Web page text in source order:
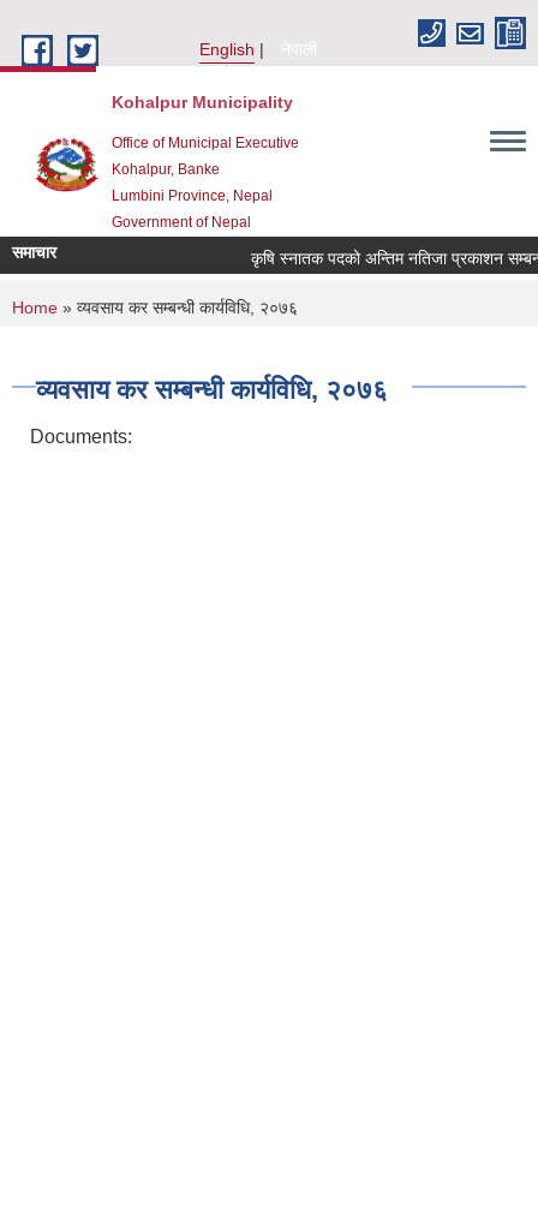
English
नेपाली
Kohalpur Municipality
Office of Municipal Executive
Kohalpur, Banke
Lumbini Province, Nepal
Government of Nepal
समाचार कृषि स्नातक पदको अन्तिम नतिजा प्रकाशन
You are here
Home » व्यवसाय कर सम्बन्धी कार्यविधि, २०७६
व्यवसाय कर सम्बन्धी कार्यविधि, २०७६
Documents: